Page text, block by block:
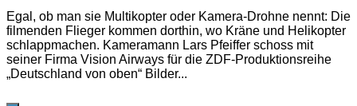
Egal, ob man sie Multikopter oder Kamera-Drohne nennt: Die
filmenden Flieger kommen dorthin, wo Kräne und Helikopter
schlappmachen. Kameramann Lars Pfeiffer schoss mit
seiner Firma Vision Airways für die ZDF-Produktionsreihe
„Deutschland von oben“ Bilder...